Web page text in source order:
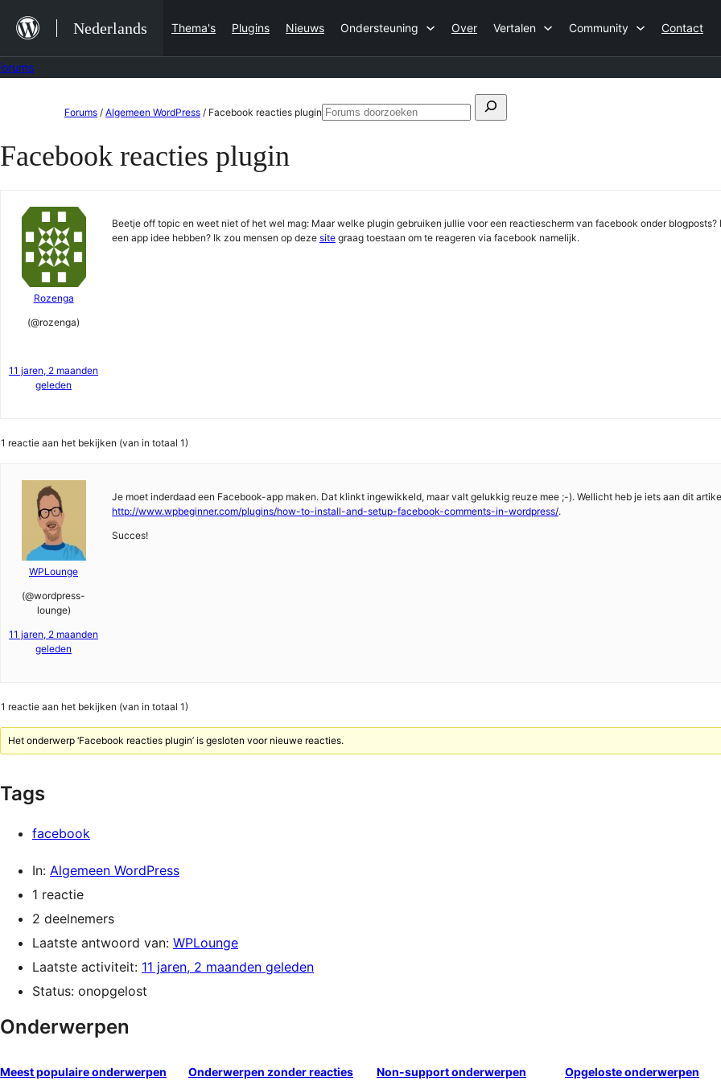
naar
de
Nederlands Thema's Plugins Nieuws Ondersteuning Over Vertalen Community Contact
de
Forums / Algemeen WordPress / Facebook reacties pluginZoeken
Forums
Facebook reacties plugin
Rozenga
(@rozenga)
11 jaren, 2 maanden
geleden
Beetje off topic en weet niet of het wel mag: Maar welke plugin gebruiken jullie voor een reactiescherm van facebook onder
een app idee hebben? Ik zou mensen op deze site graag toestaan om te reageren via facebook namelijk.
1 reactie aan het bekijken (van in totaal 1)
WPLounge
(@wordpress-
lounge)
11 jaren, 2 maanden
geleden
Je moet inderdaad een Facebook-app maken. Dat klinkt ingewikkeld, maar valt gelukkig reuze mee ;-). Wellicht heb je iets aan dit
http://www.wpbeginner.com/plugins/how-to-install-and-setup-facebook-comments-in-wordpress/.
Succes!
1 reactie aan het bekijken (van in totaal 1)
Het onderwerp ‘Facebook reacties plugin’ is gesloten voor nieuwe reacties.
Tags
facebook
In: Algemeen WordPress
1 reactie
2 deelnemers
Laatste antwoord van: WPLounge
Laatste activiteit: 11 jaren, 2 maanden geleden
Status: onopgelost
Onderwerpen
Meest populaire onderwerpen Onderwerpen zonder reacties Non-support onderwerpen Opgeloste onderwerpen